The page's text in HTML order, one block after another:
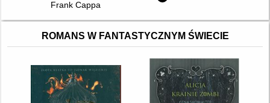
Frank Cappa
ROMANS W FANTASTYCZNYM ŚWIECIE